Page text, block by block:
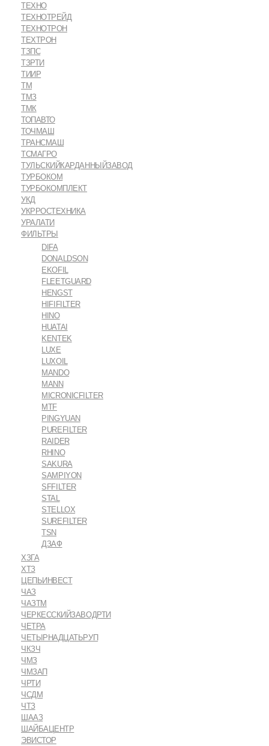
ТЕХНО
ТЕХНОТРЕЙД
ТЕХНОТРОН
ТЕХТРОН
ТЗПС
ТЗРТИ
ТИИР
ТМ
ТМЗ
ТМК
ТОПАВТО
ТОЧМАШ
ТРАНСМАШ
ТСМАГРО
ТУЛЬСКИЙКАРДАННЫЙЗАВОД
ТУРБОКОМ
ТУРБОКОМПЛЕКТ
УКД
УКРРОСТЕХНИКА
УРАЛАТИ
ФИЛЬТРЫ
DIFA
DONALDSON
EKOFIL
FLEETGUARD
HENGST
HIFIFILTER
HINO
HUATAI
KENTEK
LUXE
LUXOIL
MANDO
MANN
MICRONICFILTER
MTF
PINGYUAN
PUREFILTER
RAIDER
RHINO
SAKURA
SAMPIYON
SFFILTER
STAL
STELLOX
SUREFILTER
TSN
ДЗАФ
ХЗГА
ХТЗ
ЦЕПЬИНВЕСТ
ЧАЗ
ЧАЗТМ
ЧЕРКЕССКИЙЗАВОДРТИ
ЧЕТРА
ЧЕТЫРНАДЦАТЬРУП
ЧКЗЧ
ЧМЗ
ЧМЗАП
ЧРТИ
ЧСДМ
ЧТЗ
ШААЗ
ШАЙБАЦЕНТР
ЭВИСТОР